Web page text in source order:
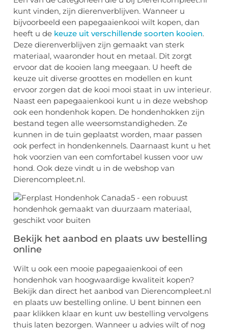
kunt vinden, zijn dierenverblijven. Wanneer u
bijvoorbeeld een papegaaienkooi wilt kopen, dan
heeft u de keuze uit verschillende soorten kooien.
Deze dierenverblijven zijn gemaakt van sterk
materiaal, waaronder hout en metaal. Dit zorgt
ervoor dat de kooien lang meegaan. U heeft de
keuze uit diverse groottes en modellen en kunt
ervoor zorgen dat de kooi mooi staat in uw interieur.
Naast een papegaaienkooi kunt u in deze webshop
ook een hondenhok kopen. De hondenhokken zijn
bestand tegen alle weersomstandigheden. Ze
kunnen in de tuin geplaatst worden, maar passen
ook perfect in hondenkennels. Daarnaast kunt u het
hok voorzien van een comfortabel kussen voor uw
hond. Ook deze vindt u in de webshop van
Dierencompleet.nl.
Bekijk het aanbod en plaats uw bestelling
online
Wilt u ook een mooie papegaaienkooi of een
hondenhok van hoogwaardige kwaliteit kopen?
Bekijk dan direct het aanbod van Dierencompleet.nl
en plaats uw bestelling online. U bent binnen een
paar klikken klaar en kunt uw bestelling vervolgens
thuis laten bezorgen. Wanneer u advies wilt of nog